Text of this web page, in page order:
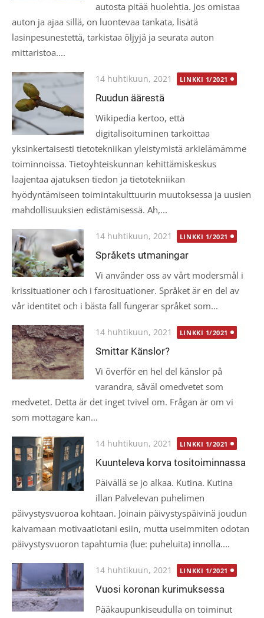
autosta pitää huolehtia. Jos omistaa
auton ja ajaa sillä, on luontevaa tankata, lisätä
lasinpesunestettä, tarkistaa öljyjä ja seurata auton
mittaristoa....
Posted
on
14 huhtikuun, 2021 LINKKI 1/2021
Ruudun äärestä
Wikipedia kertoo, että
digitalisoituminen tarkoittaa
yksinkertaisesti tietotekniikan yleistymistä arkielämämme
toiminnoissa. Tietoyhteiskunnan kehittämiskeskus
laajentaa ajatuksen tiedon ja tietotekniikan
hyödyntämiseen toimintakulttuurin muutoksessa ja uusien
mahdollisuuksien edistämisessä. Ah,...
Posted
on
14 huhtikuun, 2021 LINKKI 1/2021
Språkets utmaningar
Vi använder oss av vårt modersmål i
krissituationer och i farosituationer. Språket är en del av
vår identitet och i bästa fall fungerar språket som...
Posted
on
14 huhtikuun, 2021 LINKKI 1/2021
Smittar Känslor?
Vi överför en hel del känslor på
varandra, såväl omedvetet som
medvetet. Detta är det inget tvivel om. Frågan är om vi
som mottagare kan...
Posted
on
14 huhtikuun, 2021 LINKKI 1/2021
Kuunteleva korva tositoiminnassa
Päivällä se jo alkaa. Kutina. Kutina
illan Palvelevan puhelimen
päivystysvuoroa kohtaan. Joinain päivystyspäivinä joudun
kaivamaan motivaatiotani esiin, mutta useimmiten odotan
päivystysvuoron tapahtumia (lue: puheluita) innolla....
Posted
on
14 huhtikuun, 2021 LINKKI 1/2021
Vuosi koronan kurimuksessa
Pääkaupunkiseudulla on toiminut